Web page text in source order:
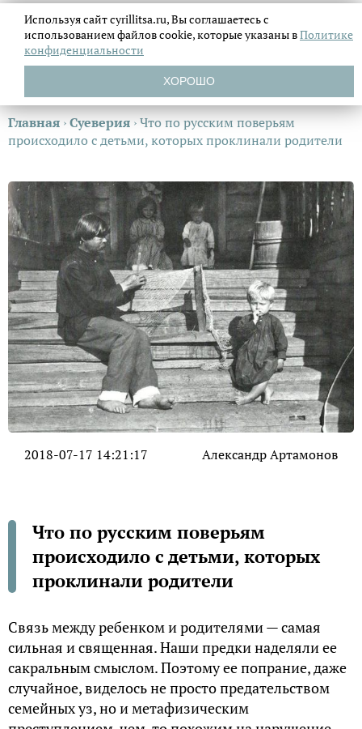
Главная ›Суеверия ›Что по русским поверьям
происходило с детьми, которых проклинали родители
2018-07-17 14:21:17 Александр Артамонов
Что по русским поверьям
происходило с детьми, которых
проклинали родители
Связь между ребенком и родителями — самая
сильная и священная. Наши предки наделяли ее
сакральным смыслом. Поэтому ее попрание, даже
случайное, виделось не просто предательством
семейных уз, но и метафизическим
Используя сайт cyrillitsa.ru, Вы соглашаетесь с
использованием файловcookie, которые указаны вПолитике
конфиденциальности
ХОРОШО